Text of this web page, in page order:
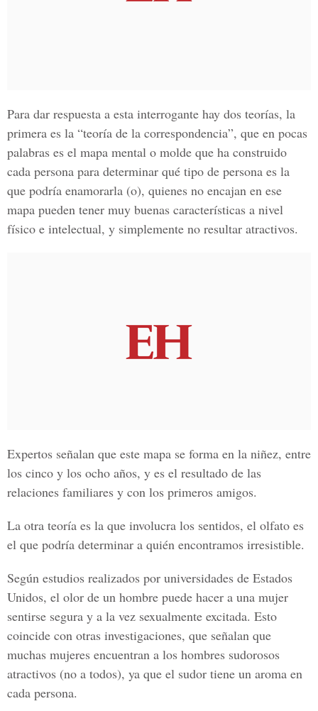
Para dar respuesta a esta interrogante hay dos teorías, la
primera es la “teoría de la correspondencia”, que en pocas
palabras es el mapa mental o molde que ha construido
cada persona para determinar qué tipo de persona es la
que podría enamorarla (o), quienes no encajan en ese
mapa pueden tener muy buenas características a nivel
físico e intelectual, y simplemente no resultar atractivos.
Expertos señalan que este mapa se forma en la niñez, entre
los cinco y los ocho años, y es el resultado de las
relaciones familiares y con los primeros amigos.
La otra teoría es la que involucra los sentidos, el olfato es
el que podría determinar a quién encontramos irresistible.
Según estudios realizados por universidades de Estados
Unidos, el olor de un hombre puede hacer a una mujer
sentirse segura y a la vez sexualmente excitada. Esto
coincide con otras investigaciones, que señalan que
muchas mujeres encuentran a los hombres sudorosos
atractivos (no a todos), ya que el sudor tiene un aroma en
cada persona.